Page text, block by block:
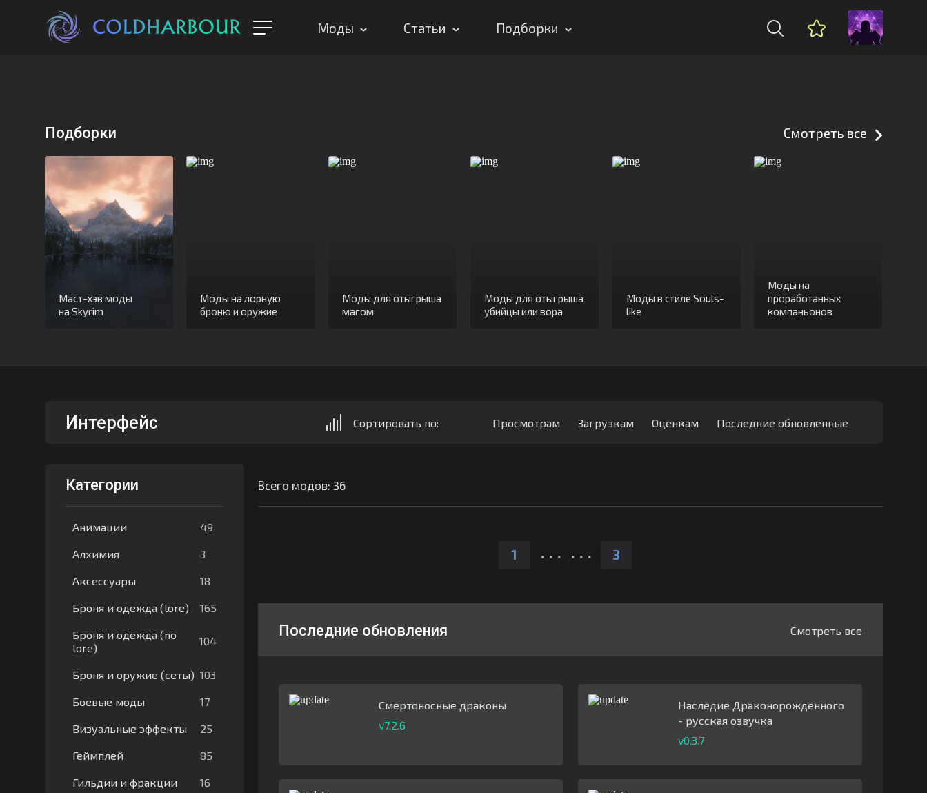
Моды Статьи Подборки
Подборки Смотреть все
Маст-хэв моды
на Skyrim
Моды на лорную
броню и оружие
Моды для отыгрыша
магом
Моды для отыгрыша
убийцы или вора
Моды в стиле Souls-
like
Моды на
проработанных
компаньонов
Интерфейс Сортировать по: Просмотрам Загрузкам Оценкам Последние обновленные
Категории
Анимации 49
Алхимия 3
Аксессуары 18
Броня и одежда (lore) 165
Броня и одежда (no
lore)
104
Броня и оружие (сеты) 103
Боевые моды 17
Визуальные эффекты 25
Геймплей 85
Гильдии и фракции 16
Всего модов: 36
1 . . . . . . 3
Последние обновления Смотреть все
Смертоносные драконы
v7.2.6
Наследие Драконорожденного
- русская озвучка
v0.3.7